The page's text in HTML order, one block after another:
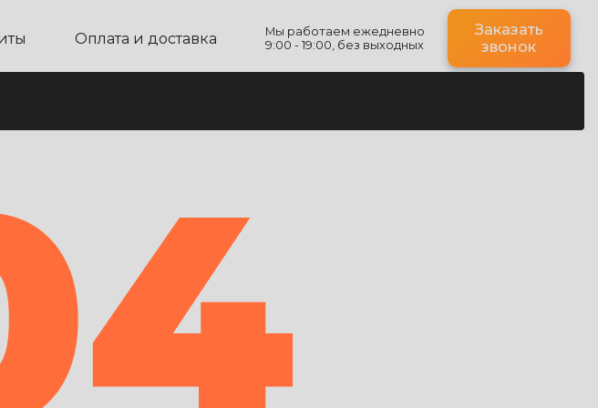
Оплата и доставка
Мы работаем ежедневно
9:00 - 19:00, без выходных
Заказать
звонок